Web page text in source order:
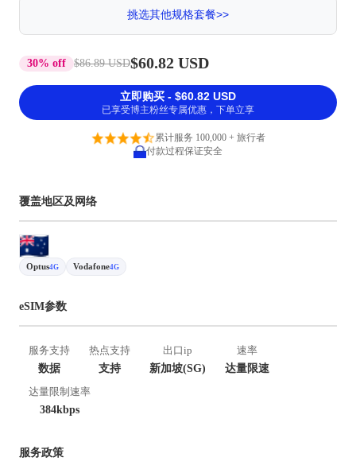
挑选其他规格套餐>>
30% off $86.89 USD$60.82 USD
立即购买 - $60.82 USD
已享受博主粉丝专属优惠，下单立享
累计服务 100,000 + 旅行者
付款过程保证安全
覆盖地区及网络
Optus4G Vodafone4G
eSIM参数
服务支持
数据
热点支持
支持
出口ip
新加坡(SG)
速率
达量限速
达量限制速率
384kbps
服务政策